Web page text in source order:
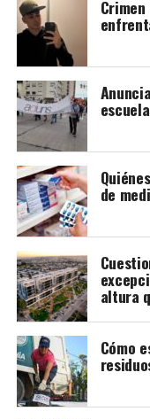
Joaquín Larraburu
de
altura
Cómo